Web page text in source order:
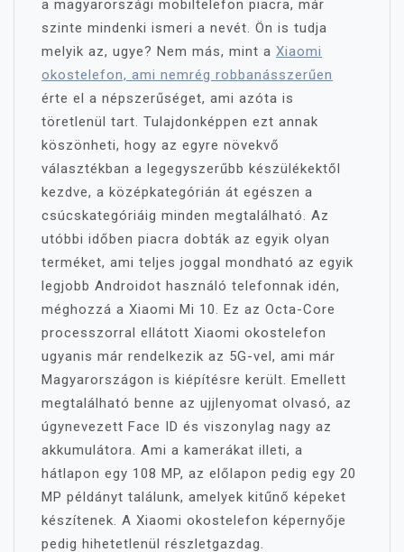
a magyarországi mobiltelefon piacra, már
szinte mindenki ismeri a nevét. Ön is tudja
melyik az, ugye? Nem más, mint a Xiaomi
okostelefon, ami nemrég robbanásszerűen
érte el a népszerűséget, ami azóta is
töretlenül tart. Tulajdonképpen ezt annak
köszönheti, hogy az egyre növekvő
választékban a legegyszerűbb készülékektől
kezdve, a középkategórián át egészen a
csúcskategóriáig minden megtalálható. Az
utóbbi időben piacra dobták az egyik olyan
terméket, ami teljes joggal mondható az egyik
legjobb Androidot használó telefonnak idén,
méghozzá a Xiaomi Mi 10.
Ez az Octa-Core
processzorral ellátott Xiaomi okostelefon
ugyanis már rendelkezik az 5G-vel, ami már
Magyarországon is kiépítésre került. Emellett
megtalálható benne az ujjlenyomat olvasó, az
úgynevezett Face ID és viszonylag nagy az
akkumulátora. Ami a kamerákat illeti, a
hátlapon egy 108 MP, az előlapon pedig egy 20
MP példányt találunk, amelyek kitűnő képeket
készítenek. A Xiaomi okostelefon képernyője
pedig hihetetlenül részletgazdag.